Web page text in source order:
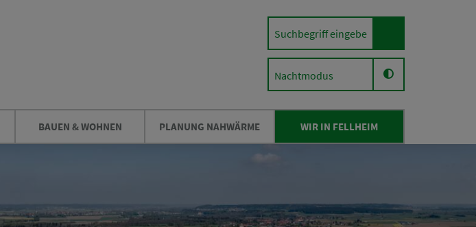
BAUEN & WOHNEN PLANUNG NAHWÄRME WIR IN FELLHEIM
Nachtmodus